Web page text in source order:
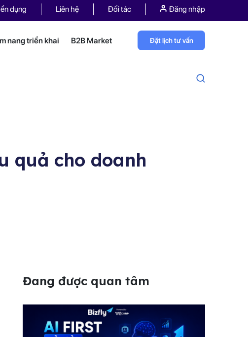
dụng Liên hệ Đối tác Đăng nhập
nang triển khai B2B Market Đặt lịch tư vấn
quả cho doanh
Đang được quan tâm